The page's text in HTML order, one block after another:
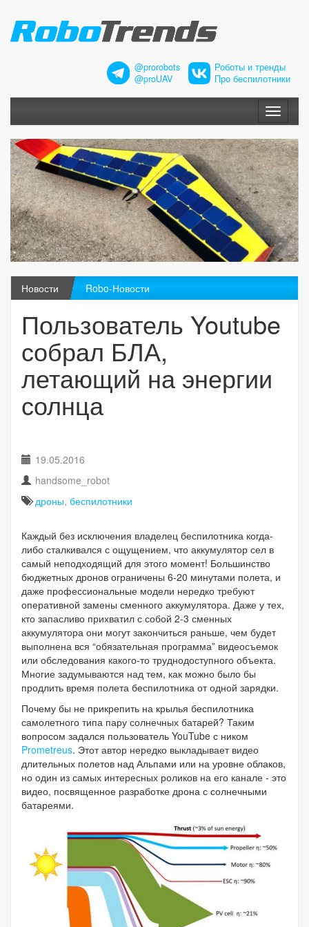
@prorobots
@proUAV
Роботы и тренды
Про беспилотники
Меню
Новости Robo-Новости
Пользователь Youtube
собрал БЛА,
летающий на энергии
солнца
19.05.2016
handsome_robot
дроны, беспилотники
Каждый без исключения владелец беспилотника когда-
либо сталкивался с ощущением, что аккумулятор сел в
самый неподходящий для этого момент! Большинство
бюджетных дронов ограничены 6-20 минутами полета, и
даже профессиональные модели нередко требуют
оперативной замены сменного аккумулятора. Даже у тех,
кто запасливо прихватил с собой 2-3 сменных
аккумулятора они могут закончиться раньше, чем будет
выполнена вся “обязательная программа” видеосъемок
или обследования какого-то труднодоступного объекта.
Многие задумываются над тем, как можно было бы
продлить время полета беспилотника от одной зарядки.
Почему бы не прикрепить на крылья беспилотника
самолетного типа пару солнечных батарей? Таким
вопросом задался пользователь YouTube с ником
Prometreus. Этот автор нередко выкладывает видео
длительных полетов над Альпами или на уровне облаков,
но один из самых интересных роликов на его канале - это
видео, посвященное разработке дрона с солнечными
батареями.